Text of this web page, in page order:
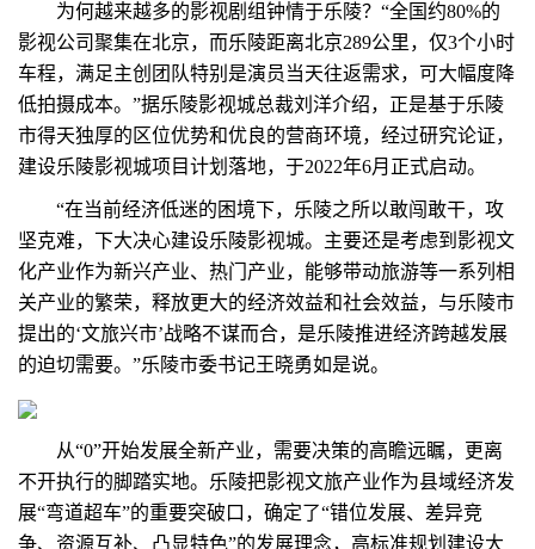
为何越来越多的影视剧组钟情于乐陵？“全国约80%的
影视公司聚集在北京，而乐陵距离北京289公里，仅3个小时
车程，满足主创团队特别是演员当天往返需求，可大幅度降
低拍摄成本。”据乐陵影视城总裁刘洋介绍，正是基于乐陵
市得天独厚的区位优势和优良的营商环境，经过研究论证，
建设乐陵影视城项目计划落地，于2022年6月正式启动。
“在当前经济低迷的困境下，乐陵之所以敢闯敢干，攻
坚克难，下大决心建设乐陵影视城。主要还是考虑到影视文
化产业作为新兴产业、热门产业，能够带动旅游等一系列相
关产业的繁荣，释放更大的经济效益和社会效益，与乐陵市
提出的‘文旅兴市’战略不谋而合，是乐陵推进经济跨越发展
的迫切需要。”乐陵市委书记王晓勇如是说。
从“0”开始发展全新产业，需要决策的高瞻远瞩，更离
不开执行的脚踏实地。乐陵把影视文旅产业作为县域经济发
展“弯道超车”的重要突破口，确定了“错位发展、差异竞
争、资源互补、凸显特色”的发展理念，高标准规划建设大